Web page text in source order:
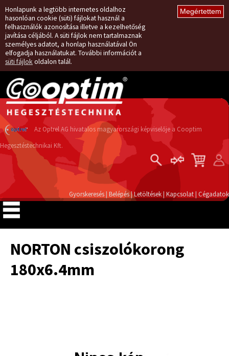
Honlapunk a legtöbb internetes oldalhoz
hasonlóan cookie (süti) fájlokat használ a
felhasználók azonosítása illetve a kezelhetőség
javítása céljából. A süti fájlok nem tartalmaznak
személyes adatot, a honlap használatával Ön
elfogadja használatukat. További információt a
süti fájlok oldalon talál.
Az Optrel AG hivatalos magyarországi képviselője a Cooptim
Hegesztéstechnikai Kft.
Belépés
Regisztráció
Gyorskeresés | Belépés|Letöltések| Kapcsolat| Cégadatok
NORTON csiszolókorong
180x6.4mm